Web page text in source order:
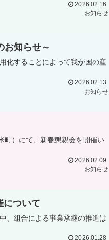
2026.02.16
お知らせ
お知らせ～
化することによって我が国の産
2026.02.13
お知らせ
町）にて、新春懇親会を開催い
2026.02.09
お知らせ
について
、組合による事業承継の推進は
2026.01.28